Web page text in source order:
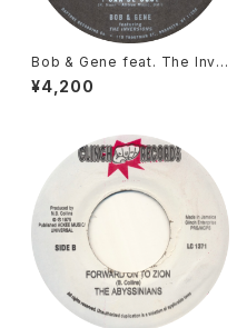
Bob & Gene feat. The Inve
rsions - I Can Be Cool [Da
ptone / 2016]
¥4,200